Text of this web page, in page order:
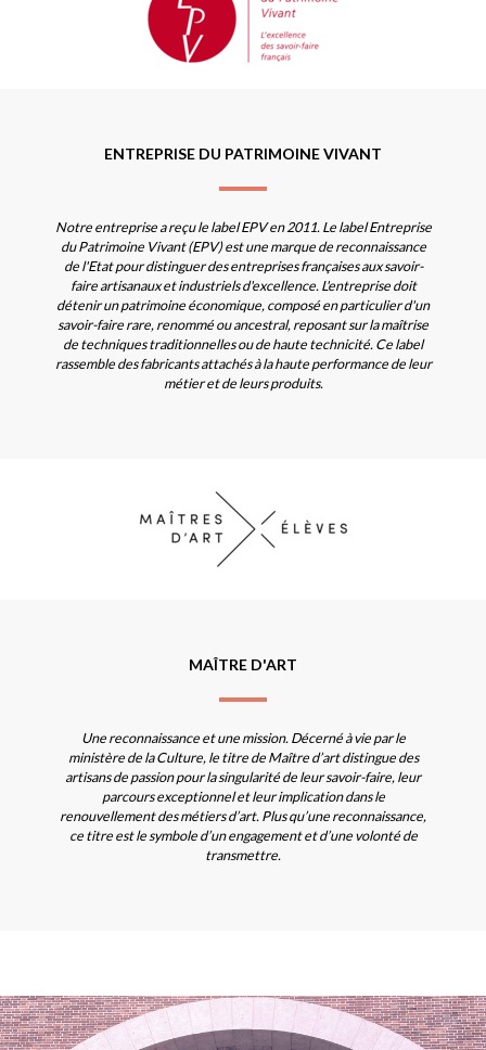
ENTREPRISE DU PATRIMOINE VIVANT
Notre entreprise a reçu le label EPV en 2011. Le label Entreprise
du Patrimoine Vivant (EPV) est une marque de reconnaissance
de l'Etat pour distinguer des entreprises françaises aux savoir-
faire artisanaux et industriels d'excellence. L'entreprise doit
détenir un patrimoine économique, composé en particulier d'un
savoir-faire rare, renommé ou ancestral, reposant sur la maîtrise
de techniques traditionnelles ou de haute technicité. Ce label
rassemble des fabricants attachés à la haute performance de leur
métier et de leurs produits.
MAÎTRE D'ART
Une reconnaissance et une mission. Décerné à vie par le
ministère de la Culture, le titre de Maître d’art distingue des
artisans de passion pour la singularité de leur savoir-faire, leur
parcours exceptionnel et leur implication dans le
renouvellement des métiers d’art. Plus qu’une reconnaissance,
ce titre est le symbole d’un engagement et d’une volonté de
transmettre.